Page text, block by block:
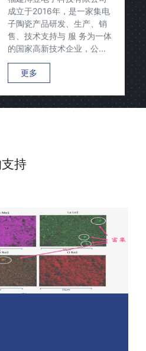
成立于2016年，是一家集电
子陶瓷产品研发、生产、销
售、技术支持与 服 务为一体
的国家高新技术企业，公...
更多
持